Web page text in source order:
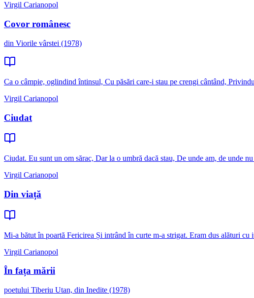
Virgil Carianopol
Covor românesc
din Viorile vârstei (1978)
Ca o câmpie, oglindind întinsul, Cu păsări care-i stau pe crengi cântând,
Virgil Carianopol
Ciudat
Ciudat. Eu sunt un om sărac, Dar la o umbră dacă stau, De unde am, de unde
Virgil Carianopol
Din viață
Mi-a bătut în poartă Fericirea Și intrând în curte m-a strigat. Eram dus alături
Virgil Carianopol
În fața mării
poetului Tiberiu Utan, din Inedite (1978)